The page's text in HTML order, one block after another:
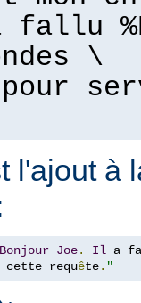
\
pour
l'ajout à
Bonjour Joe. Il a
cette requ
ête. "